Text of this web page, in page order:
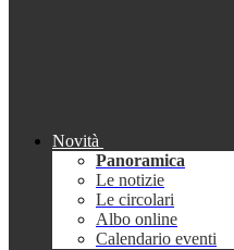
Novità
Panoramica
Le notizie
Le circolari
Albo online
Calendario eventi